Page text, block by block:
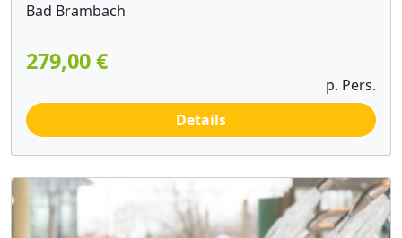
Bad Brambach
279,00 €
p. Pers.
Details